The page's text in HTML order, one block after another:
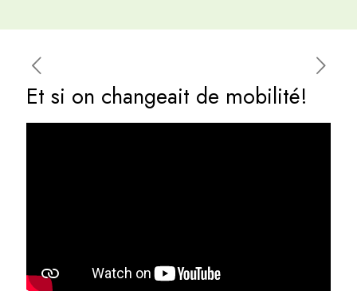
Et si on changeait de mobilité!